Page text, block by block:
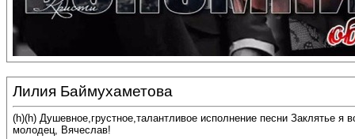
Лилия Баймухаметова
(h)(h) Душевное,грустное,талантливое исполнение песни Заклятье
молодец, Вячеслав!